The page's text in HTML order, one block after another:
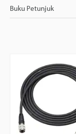
Buku Petunjuk